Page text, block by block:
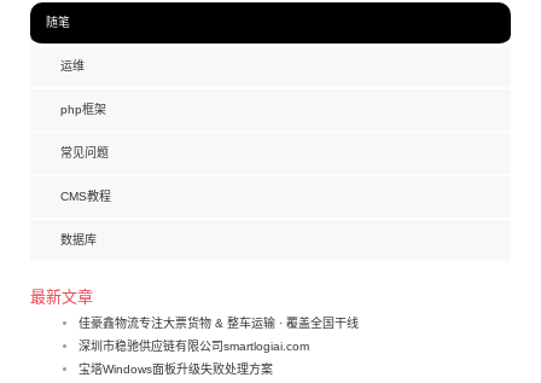
随笔
运维
php框架
常见问题
CMS教程
数据库
最新文章
佳豪鑫物流专注大票货物 & 整车运输 · 覆盖全国干线
深圳市稳驰供应链有限公司smartlogiai.com
宝塔Windows面板升级失败处理方案